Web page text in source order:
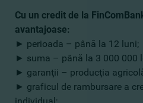
Cu un credit de la
avantajoase:
► perioada – până la 12 luni;
► suma – până la 3 000 000
► garanţii – producţia
► graficul de rambursare a